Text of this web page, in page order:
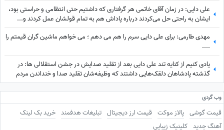
علی دایی: در زمان آقای خاتمی هر گرفتاری‌ که داشتیم حتی انتظامی و حراستی بود،
ایشان به راحتی حل می‌کردند درباره پاداش هم به تمام قولشان عمل کردند و...
مهدی طارمی: برای علی دایی سرم را هم می دهم ؛ می خواهم ماشین گران قیمتم را
....
یادی کنیم از کنایه تند علی دایی بعد از تقلید صدایش در جشن استقلالی ها: در
گذشته پادشاهان دلقک‌هایی داشتند که وظیفه‌شان تقلید صدا و خنداندن مردم
بود+عکس
وب گردی
قیمت گوشی پالاز موکت قیمت ارز دیجیتال تبلیغات هدفمند خرید بک لینک
آهنگ جدید کلینیک زیبایی